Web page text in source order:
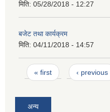
मिति: 05/28/2018 - 12:27
बजेट तथा कार्यक्रम
मिति: 04/11/2018 - 14:57
Pages
« first ‹ previous
अन्य